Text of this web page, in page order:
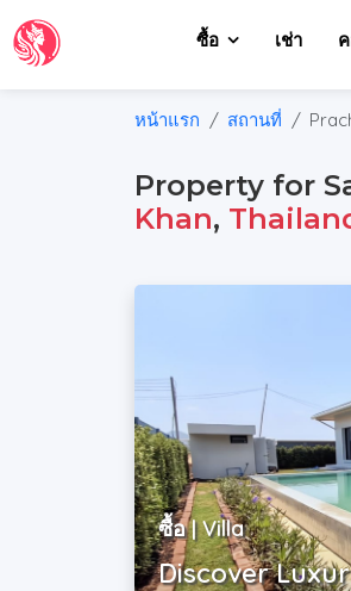
ซื้อ เช่า
หน้าแรก สถานที่
Property for
Khan,
ซื้อ | Villa
Discover